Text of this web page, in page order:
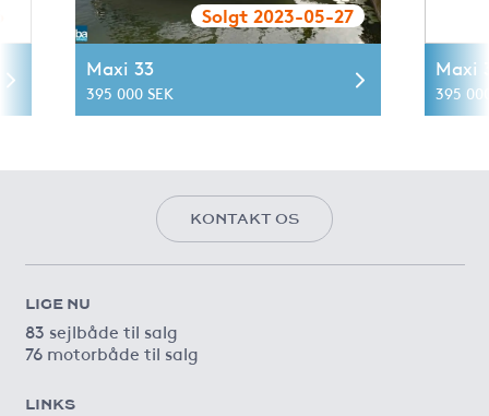
Solgt 2023-05-27
Maxi 33
395 000 SEK
Maxi
395
KONTAKT OS
LIGE NU
83 sejlbåde til salg
76 motorbåde til salg
LINKS